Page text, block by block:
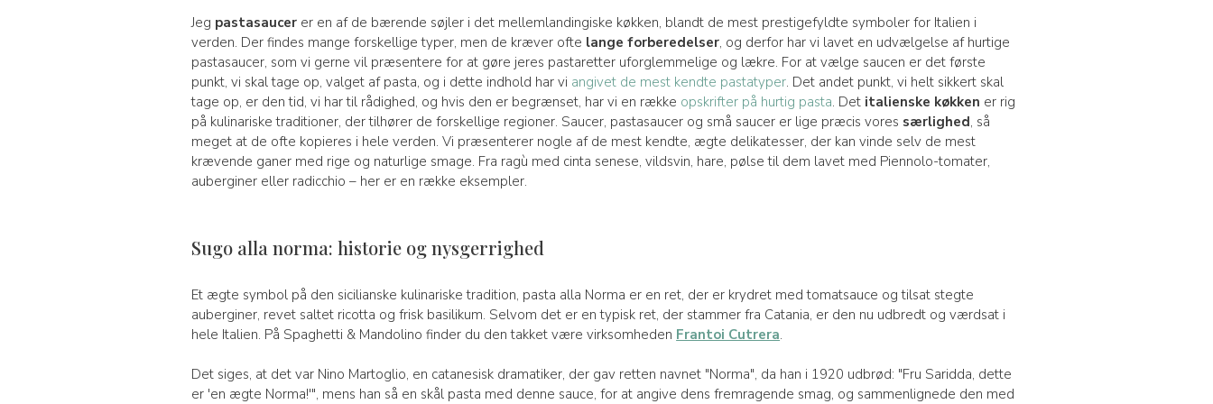
Jeg pastasaucer er en af de bærende søjler i det mellemlandingiske køkken, blandt de mest prestigefyldte symboler for Italien i
verden. Der findes mange forskellige typer, men de kræver ofte lange forberedelser, og derfor har vi lavet en udvælgelse af hurtige
pastasaucer, som vi gerne vil præsentere for at gøre jeres pastaretter uforglemmelige og lækre. For at vælge saucen er det første
punkt, vi skal tage op, valget af pasta, og i dette indhold har vi angivet de mest kendte pastatyper. Det andet punkt, vi helt sikkert skal
tage op, er den tid, vi har til rådighed, og hvis den er begrænset, har vi en række opskrifter på hurtig pasta. Det italienske køkken er rig
på kulinariske traditioner, der tilhører de forskellige regioner. Saucer, pastasaucer og små saucer er lige præcis vores særlighed, så
meget at de ofte kopieres i hele verden. Vi præsenterer nogle af de mest kendte, ægte delikatesser, der kan vinde selv de mest
krævende ganer med rige og naturlige smage. Fra ragù med cinta senese, vildsvin, hare, pølse til dem lavet med Piennolo-tomater,
auberginer eller radicchio – her er en række eksempler.
Sugo alla norma: historie og nysgerrighed
Et ægte symbol på den sicilianske kulinariske tradition, pasta alla Norma er en ret, der er krydret med tomatsauce og tilsat stegte
auberginer, revet saltet ricotta og frisk basilikum. Selvom det er en typisk ret, der stammer fra Catania, er den nu udbredt og værdsat i
hele Italien. På Spaghetti & Mandolino finder du den takket være virksomheden Frantoi Cutrera.
Det siges, at det var Nino Martoglio, en catanesisk dramatiker, der gav retten navnet "Norma", da han i 1920 udbrød: "Fru Saridda, dette
er 'en ægte Norma!'", mens han så en skål pasta med denne sauce, for at angive dens fremragende smag, og sammenlignede den med